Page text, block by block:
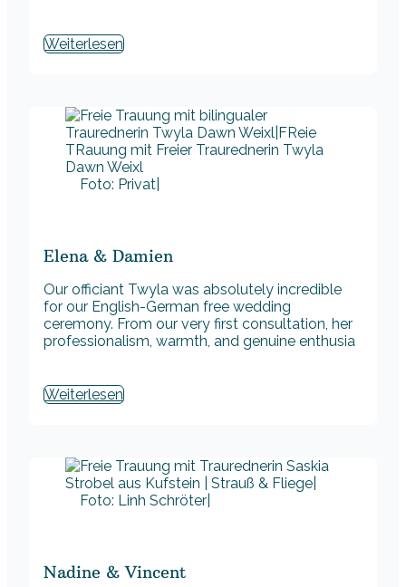
Weiterlesen
Foto: Privat|
Elena & Damien
Our officiant Twyla was absolutely incredible
for our English-German free wedding
ceremony. From our very first consultation, her
professionalism, warmth, and genuine enthusia
Weiterlesen
Foto: Linh Schröter|
Nadine & Vincent